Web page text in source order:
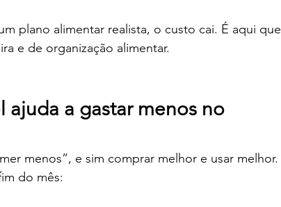
plano alimentar realista, o custo cai. É aqui que
e de organização alimentar.
ajuda a gastar menos no
menos”, e sim comprar melhor e usar melhor.
do mês: